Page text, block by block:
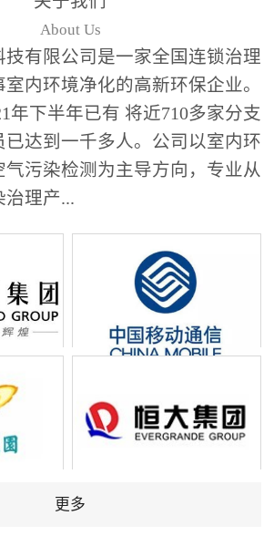
About Us
技有限公司是一家全国连锁治理
内环境净化的高新环保企业。
年下半年已有 将近710多家分支
达到一千多人。公司以室内环
污染检测为主导方向，专业从
治理产...
更多